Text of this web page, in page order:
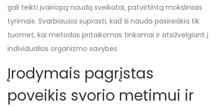
gali teikti įvairiopą naudą sveikatai, patvirtintą moksliniais
tyrimais. Svarbiausia suprasti, kad ši nauda pasireiškia tik
tuomet, kai metodas pritaikomas tinkamai ir atsižvelgiant į
individualias organizmo savybes.
Įrodymais pagrįstas
poveikis svorio metimui ir